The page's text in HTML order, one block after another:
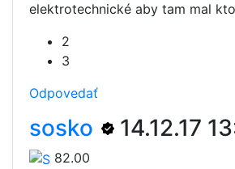
elektrotechnické aby tam mal
2
3
Odpovedať
sosko 14.12.17
82.00